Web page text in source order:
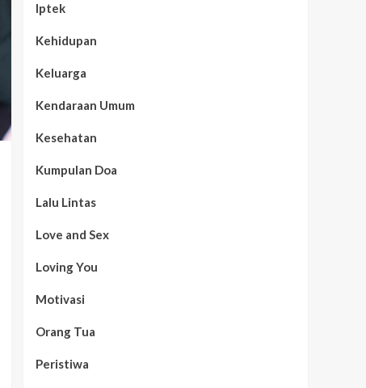
Iptek
Kehidupan
Keluarga
Kendaraan Umum
Kesehatan
Kumpulan Doa
Lalu Lintas
Love and Sex
Loving You
Motivasi
Orang Tua
Peristiwa